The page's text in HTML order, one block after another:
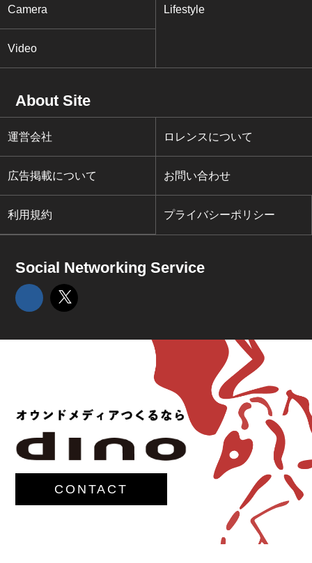
Camera Lifestyle
Video
About Site
運営会社 ロレンスについて
広告掲載について お問い合わせ
利用規約 プライバシーポリシー
Social Networking Service
CONTACT